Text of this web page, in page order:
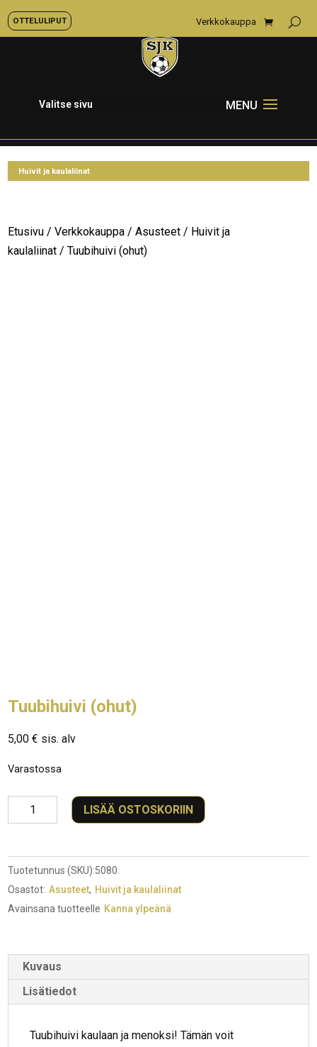
OTTELULIPUT Verkkokauppa
Valitse sivu
Etusivu /Verkkokauppa /Asusteet / Huivit ja
kaulaliinat / Tuubihuivi (ohut)
Tuubihuivi (ohut)
5,00€ sis. alv
Varastossa
Tuubihuivi
(ohut)
LISÄÄ OSTOSKORIIN
Tuotetunnus (SKU):5080
Osastot: Asusteet, Huivit ja kaulaliinat
Avainsana tuotteelle Kanna ylpeänä
Kuvaus
Lisätiedot
Tuubihuivi kaulaan ja menoksi! Tämän voit